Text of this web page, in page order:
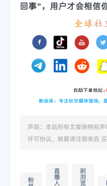
回事”，用户才会相信
声明：本站所有文章除特别
许可协议。转载请注明来自
粉
直
播
人
刷
浏
览